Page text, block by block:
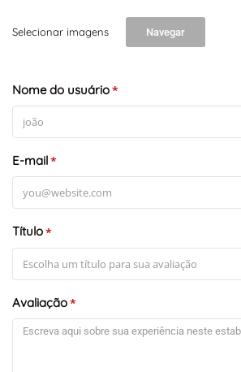
Selecionar imagens Navegar
Nome do usuário*
E-mail*
Título*
Avaliação*